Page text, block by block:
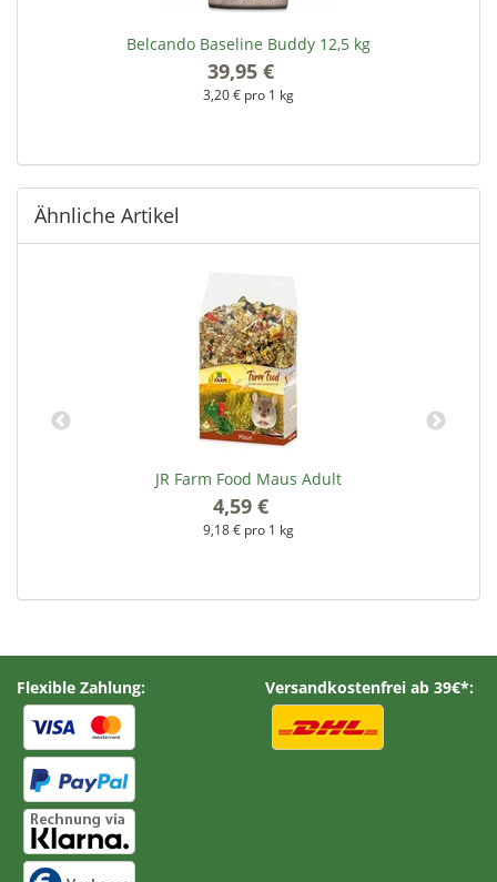
Belcando Baseline Buddy 12,5 kg
39,95 €
3,20 € pro 1 kg
Ähnliche Artikel
JR Farm Food Maus Adult
4,59 €
9,18 € pro 1 kg
Flexible Zahlung: Versandkostenfrei ab 39€*: